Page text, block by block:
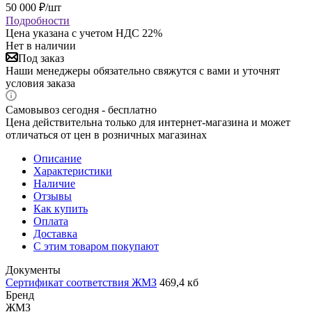
50 000 ₽/шт
Подробности
Цена указана с учетом НДС 22%
Нет в наличии
Под заказ
Наши менеджеры обязательно свяжутся с вами и уточнят
условия заказа
Самовывоз сегодня - бесплатно
Цена действительна только для интернет-магазина и может
отличаться от цен в розничных магазинах
Описание
Характеристики
Наличие
Отзывы
Как купить
Оплата
Доставка
С этим товаром покупают
Документы
Сертификат соответствия ЖМЗ 469,4 кб
Бренд
ЖМЗ